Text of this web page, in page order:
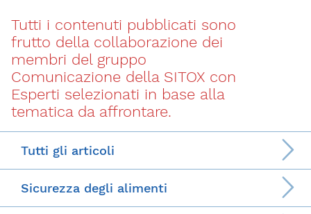
Tutti i contenuti pubblicati sono
frutto della collaborazione dei
membri del gruppo
Comunicazione della SITOX con
Esperti selezionati in base alla
tematica da affrontare.
Tutti gli articoli
Sicurezza degli alimenti